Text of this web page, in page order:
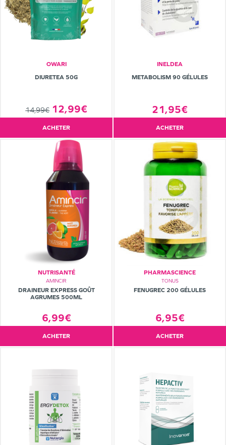
OWARI
DIURETEA 50G
14,99€ 12,99€
ACHETER
INELDEA
METABOLISM 90 GÉLULES
21,95€
ACHETER
NUTRISANTÉ
AMINCIR
DRAINEUR EXPRESS GOÛT
AGRUMES 500ML
6,99€
ACHETER
PHARMASCIENCE
TONUS
FENUGREC 200 GÉLULES
6,95€
ACHETER